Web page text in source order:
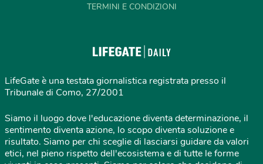
TERMINI E CONDIZIONI
LifeGate è una testata giornalistica registrata presso il
Tribunale di Como, 27/2001
Siamo il luogo dove l'educazione diventa determinazione, il
sentimento diventa azione, lo scopo diventa soluzione e
risultato. Siamo per chi sceglie di lasciarsi guidare da valori
etici, nel pieno rispetto dell'ecosistema e di tutte le forme